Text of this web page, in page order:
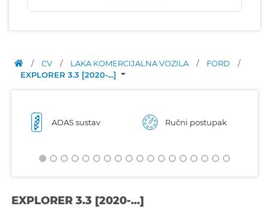
/ CV / LAKA KOMERCIJALNA VOZILA / FORD
/
EXPLORER 3.3 [2020-...]
ADAS sustav Ručni postupak
EXPLORER 3.3 [2020-...]